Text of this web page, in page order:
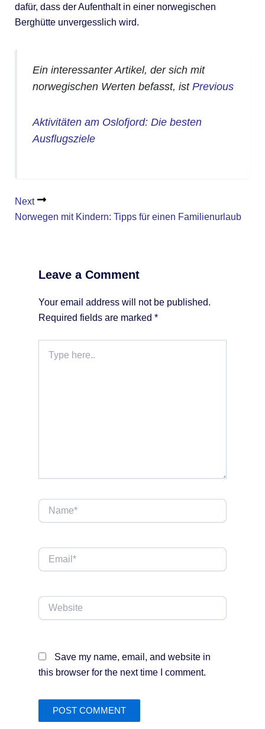
dafür, dass der Aufenthalt in einer norwegischen
Berghütte unvergesslich wird.
Ein interessanter Artikel, der sich mit
norwegischen Werten befasst, istPrevious
Aktivitäten am Oslofjord: Die besten
Ausflugsziele
Next
Norwegen mit Kindern: Tipps für einen Familienurlaub
Leave a Comment
Your email address will not be published.
Required fields are marked *
here..
Name*
Email*
Website
Save my name, email, and website in
this browser for the next time I comment.